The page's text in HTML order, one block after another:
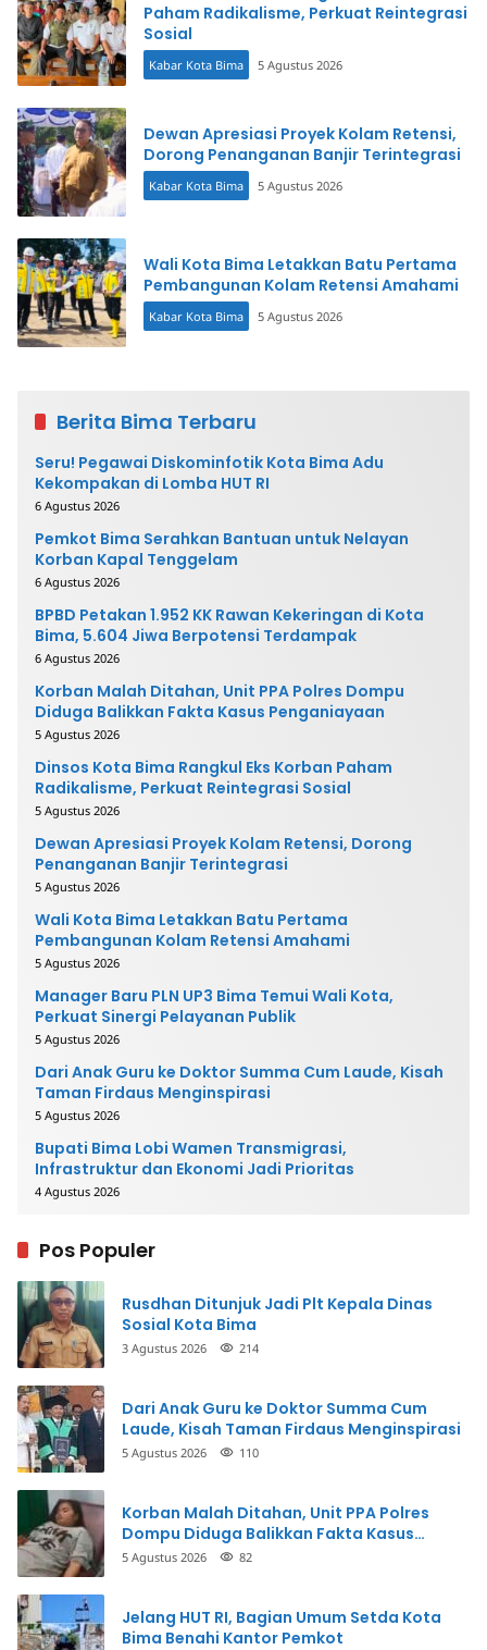
Paham Radikalisme, Perkuat Reintegrasi
Sosial
Kabar Kota Bima 5 Agustus 2026
Dewan Apresiasi Proyek Kolam Retensi,
Dorong Penanganan Banjir Terintegrasi
Kabar Kota Bima 5 Agustus 2026
Wali Kota Bima Letakkan Batu Pertama
Pembangunan Kolam Retensi Amahami
Kabar Kota Bima 5 Agustus 2026
Berita Bima Terbaru
Seru! Pegawai Diskominfotik Kota Bima Adu
Kekompakan di Lomba HUT RI
6 Agustus 2026
Pemkot Bima Serahkan Bantuan untuk Nelayan
Korban Kapal Tenggelam
6 Agustus 2026
BPBD Petakan 1.952 KK Rawan Kekeringan di Kota
Bima, 5.604 Jiwa Berpotensi Terdampak
6 Agustus 2026
Korban Malah Ditahan, Unit PPA Polres Dompu
Diduga Balikkan Fakta Kasus Penganiayaan
5 Agustus 2026
Dinsos Kota Bima Rangkul Eks Korban Paham
Radikalisme, Perkuat Reintegrasi Sosial
5 Agustus 2026
Dewan Apresiasi Proyek Kolam Retensi, Dorong
Penanganan Banjir Terintegrasi
5 Agustus 2026
Wali Kota Bima Letakkan Batu Pertama
Pembangunan Kolam Retensi Amahami
5 Agustus 2026
Manager Baru PLN UP3 Bima Temui Wali Kota,
Perkuat Sinergi Pelayanan Publik
5 Agustus 2026
Dari Anak Guru ke Doktor Summa Cum Laude, Kisah
Taman Firdaus Menginspirasi
5 Agustus 2026
Bupati Bima Lobi Wamen Transmigrasi,
Infrastruktur dan Ekonomi Jadi Prioritas
4 Agustus 2026
Pos Populer
Rusdhan Ditunjuk Jadi Plt Kepala Dinas
Sosial Kota Bima
3 Agustus 2026 214
Dari Anak Guru ke Doktor Summa Cum
Laude, Kisah Taman Firdaus Menginspirasi
5 Agustus 2026 110
Korban Malah Ditahan, Unit PPA Polres
Dompu Diduga Balikkan Fakta Kasus
Penganiayaan
5 Agustus 2026 82
Jelang HUT RI, Bagian Umum Setda Kota
Bima Benahi Kantor Pemkot